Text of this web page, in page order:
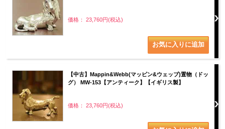
価格： 23,760円(税込)
【中古】Mappin&Webb(マッピン&ウェッブ)置物（ドッ
グ） MW-153【アンティーク】【イギリス製】
価格： 23,760円(税込)